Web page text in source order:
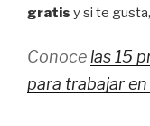
gratis y si te
Conocelas 15
para trabajar